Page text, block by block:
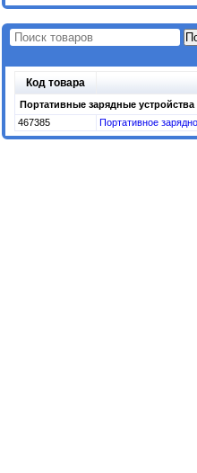
Код товара
Портативные зарядные устройства
467385
Портативное